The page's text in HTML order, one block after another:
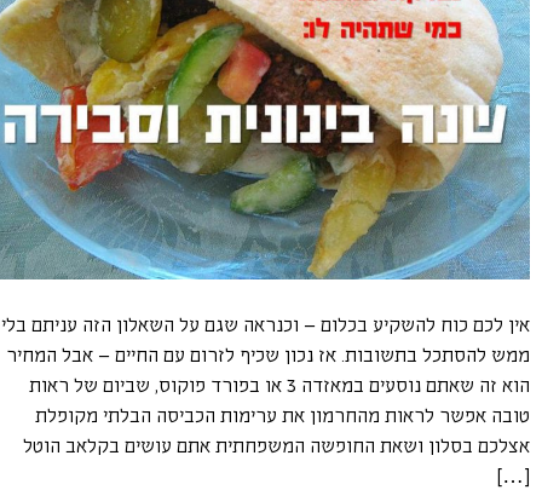
אין לכם כוח להשקיע בכלום – וכנראה שגם על השאלון הזה עניתם בלי
ממש להסתכל בתשובות. אז נכון שכיף לזרום עם החיים – אבל המחיר
הוא זה שאתם נוסעים במאזדה 3 או בפורד פוקוס, שביום של ראות
טובה אפשר לראות מהחרמון את ערימות הכביסה הבלתי מקופלת
אצלכם בסלון ושאת החופשה המשפחתית אתם עושים בקלאב הוטל
[…]